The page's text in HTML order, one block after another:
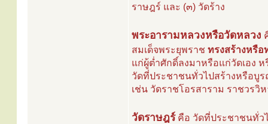
ราษฎร์ และ (๓) วัดร้าง
พระอารามหลวงหรือวัดหลวง
สมเด็จพระยุพราช ทรงสร้างหรื
แก่ผู้ต่ำศักดิ์ลงมาหรือแก่วัดเอง
วัดที่ประชาชนทั่วไปสร้างหรือบู
เช่น วัดราชโอรสาราม ราชวรวิ
วัดราษฎร์คือ วัดที่ประชาชนทั่ว